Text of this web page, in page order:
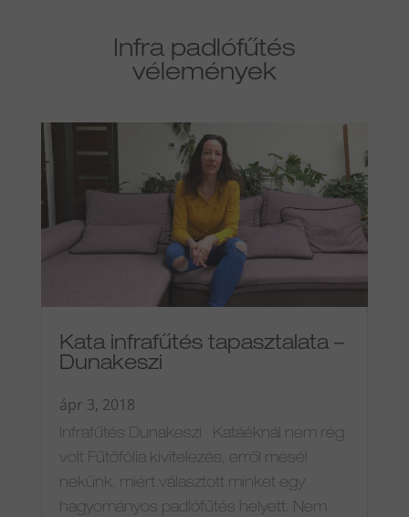
Infra padlófűtés
vélemények
Kata infrafűtés tapasztalata –
Dunakeszi
ápr 3, 2018
Infrafűtés Dunakeszi Katáéknál nem rég
volt Fűtőfólia kivitelezés, erről mesél
nekünk, miért választott minket egy
hagyományos padlófűtés helyett. Nem